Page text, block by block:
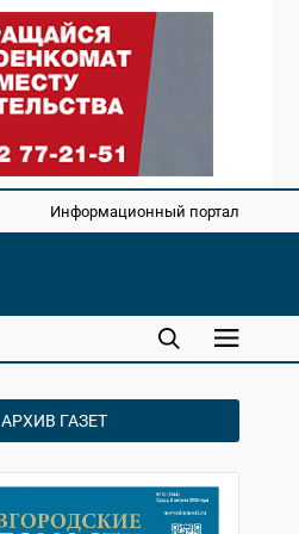
Информационный портал
АРХИВ ГАЗЕТ